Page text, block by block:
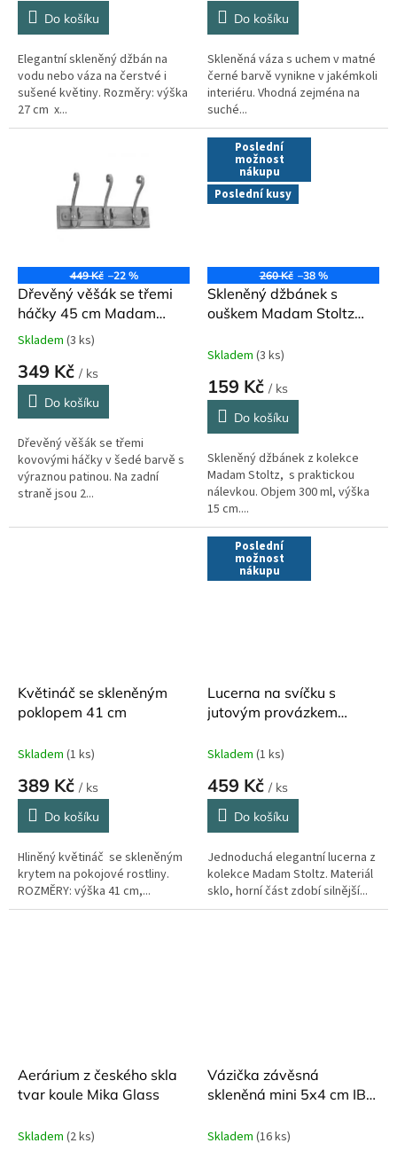
Do košíku
Elegantní skleněný džbán na
vodu nebo váza na čerstvé i
sušené květiny. Rozměry: výška
27 cm x...
Do košíku
Skleněná váza s uchem v matné
černé barvě vynikne v jakémkoli
interiéru. Vhodná zejména na
suché...
449 Kč –22 %
Dřevěný věšák se třemi
háčky 45 cm Madam
Stoltz
Průměrné
hodnocení
produktu
5,0
5
hvězdiček.
Skladem (3 ks)
349 Kč / ks
Do košíku
Dřevěný věšák se třemi
kovovými háčky v šedé barvě s
výraznou patinou. Na zadní
straně jsou 2...
Poslední
možnost
nákupu
Poslední kusy
260 Kč –38 %
Skleněný džbánek s
ouškem Madam Stoltz
Skladem (3 ks)
159 Kč / ks
Do košíku
Skleněný džbánek z kolekce
Madam Stoltz, s praktickou
nálevkou. Objem 300 ml, výška
15 cm....
Květináč se skleněným
poklopem 41 cm
Skladem (1 ks)
389 Kč / ks
Do košíku
Hliněný květináč se skleněným
krytem na pokojové rostliny.
ROZMĚRY: výška 41 cm,...
Poslední
možnost
nákupu
Lucerna na svíčku s
jutovým provázkem
Skladem (1 ks)
459 Kč / ks
Do košíku
Jednoduchá elegantní lucerna z
kolekce Madam Stoltz. Materiál
sklo, horní část zdobí silnější...
Aerárium z českého skla
tvar koule Mika Glass
Skladem (2 ks)
Vázička závěsná
skleněná mini 5x4 cm IB
Skladem (16 ks)